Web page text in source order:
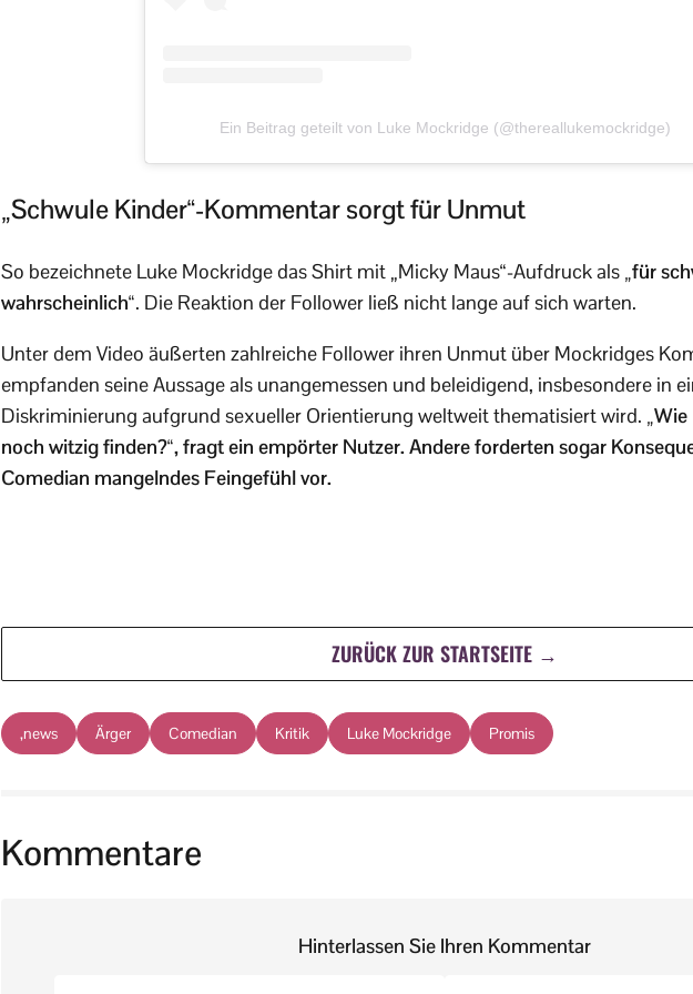
Ein Beitrag geteilt von Luke Mockridge (@thereallukemockridge)
„Schwule Kinder“-Kommentar sorgt für Unmut
So bezeichnete Luke Mockridge das Shirt mit „Micky Maus“-Aufdruck als „für
wahrscheinlich“. Die Reaktion der Follower ließ nicht lange auf sich warten.
Unter dem Video äußerten zahlreiche Follower ihren Unmut über Mockridges
empfanden seine Aussage als unangemessen und beleidigend, insbesondere in
Diskriminierung aufgrund sexueller Orientierung weltweit thematisiert wird.
noch witzig finden?“, fragt ein empörter Nutzer. Andere forderten sogar
Comedian mangelndes Feingefühl vor.
ZURÜCK ZUR STARTSEITE →
,news Ärger Comedian Kritik Luke Mockridge Promis
Kommentare
Hinterlassen Sie Ihren Kommentar